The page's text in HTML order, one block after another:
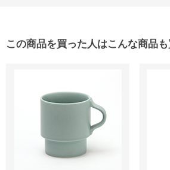
この商品を買った人はこんな商品